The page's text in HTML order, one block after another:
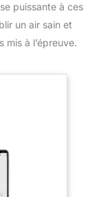
puissante à ces
un air sain et
mis à l’épreuve.